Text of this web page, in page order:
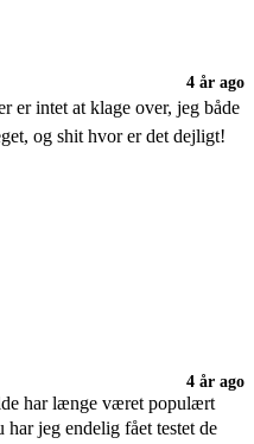
4 år ago
intet at klage over, jeg både
og shit hvor er det dejligt!
4 år ago
har længe været populært
jeg endelig fået testet de